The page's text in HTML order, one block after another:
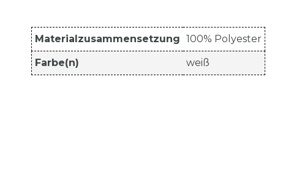
Materialzusammensetzung 100% Polyester
Farbe(n) weiß